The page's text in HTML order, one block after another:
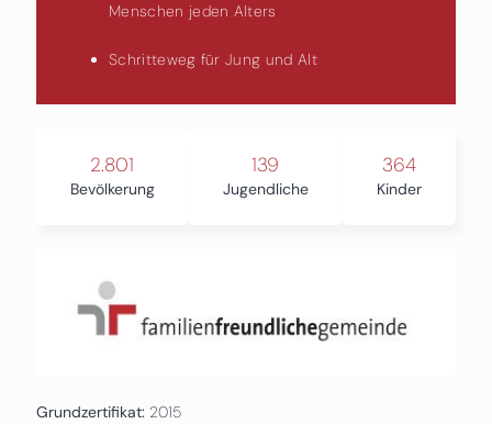
Menschen jeden Alters
Schritteweg für Jung und Alt
2.801
Bevölkerung
139
Jugendliche
364
Kinder
Grundzertifikat: 2015